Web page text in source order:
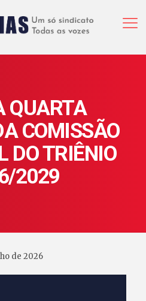
QUARTA
COMISSÃO
DO TRIÊNIO
2029
de 2026